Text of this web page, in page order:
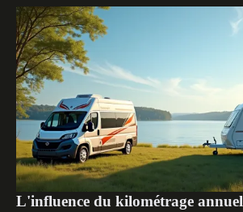
L'influence du kilométrage annuel